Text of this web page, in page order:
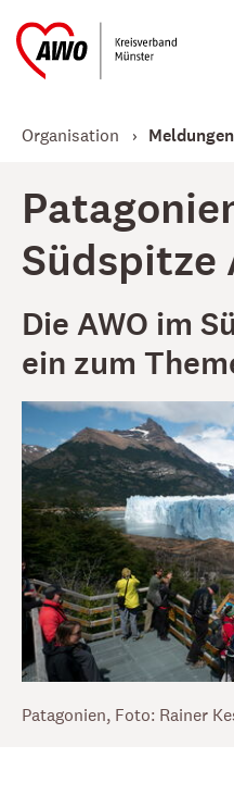
Ortsvereine
Organisation
Meldungen
Südspitze
Die AWO im
ein zum
Patagonien, Foto: Rainer